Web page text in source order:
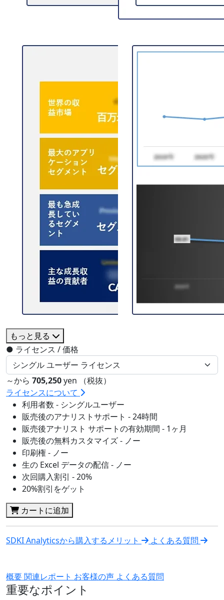
もっと見る
● ライセンス / 価格
～から 705,250yen （税抜）
ライセンスについて
利用者数 - シングルユーザー
販売後のアナリストサポート - 24時間
販売後アナリスト サポートの有効期間 - 1ヶ月
販売後の無料カスタマイズ - ノー
印刷権 - ノー
生の Excel データの配信 - ノー
次回購入割引 - 20%
20%割引をゲット
カートに追加
SDKI Analyticsから購入するメリット よくある質問
概要関連レポート お客様の声 よくある質問
重要なポイント